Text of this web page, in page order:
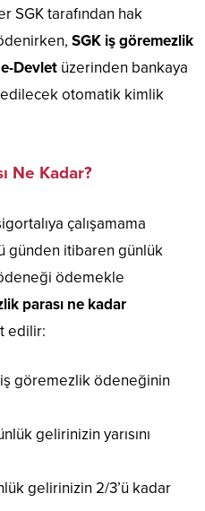
SGK tarafından hak
SGK iş göremezlik
Devlet üzerinden bankaya
otomatik kimlik
Ne Kadar?
çalışamama
günden itibaren günlük
ödemekle
parası ne kadar
edilir:
göremezlik ödeneğinin
gelirinizin yarısını
gelirinizin 2/3’ü kadar